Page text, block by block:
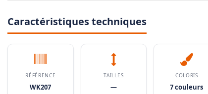
Caractéristiques techniques
RÉFÉRENCE
WK207
TAILLES
—
COLORIS
7 couleurs